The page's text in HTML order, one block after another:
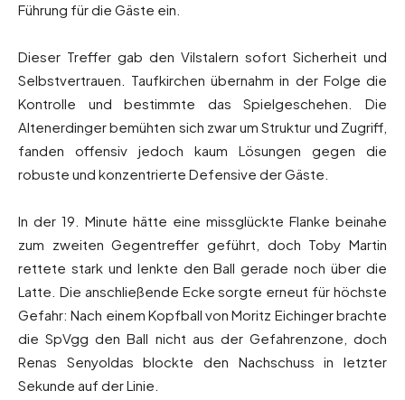
Führung für die Gäste ein.
Dieser Treffer gab den Vilstalern sofort Sicherheit und
Selbstvertrauen. Taufkirchen übernahm in der Folge die
Kontrolle und bestimmte das Spielgeschehen. Die
Altenerdinger bemühten sich zwar um Struktur und Zugriff,
fanden offensiv jedoch kaum Lösungen gegen die
robuste und konzentrierte Defensive der Gäste.
In der 19. Minute hätte eine missglückte Flanke beinahe
zum zweiten Gegentreffer geführt, doch Toby Martin
rettete stark und lenkte den Ball gerade noch über die
Latte. Die anschließende Ecke sorgte erneut für höchste
Gefahr: Nach einem Kopfball von Moritz Eichinger brachte
die SpVgg den Ball nicht aus der Gefahrenzone, doch
Renas Senyoldas blockte den Nachschuss in letzter
Sekunde auf der Linie.